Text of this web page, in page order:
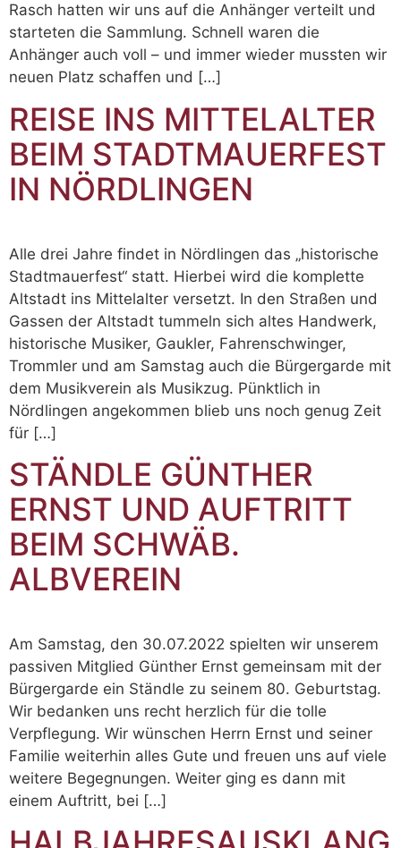
Rasch hatten wir uns auf die Anhänger verteilt und
starteten die Sammlung. Schnell waren die
Anhänger auch voll – und immer wieder mussten wir
neuen Platz schaffen und […]
REISE INS MITTELALTER
BEIM STADTMAUERFEST
IN NÖRDLINGEN
Alle drei Jahre findet in Nördlingen das „historische
Stadtmauerfest“ statt. Hierbei wird die komplette
Altstadt ins Mittelalter versetzt. In den Straßen und
Gassen der Altstadt tummeln sich altes Handwerk,
historische Musiker, Gaukler, Fahrenschwinger,
Trommler und am Samstag auch die Bürgergarde mit
dem Musikverein als Musikzug. Pünktlich in
Nördlingen angekommen blieb uns noch genug Zeit
für […]
STÄNDLE GÜNTHER
ERNST UND AUFTRITT
BEIM SCHWÄB.
ALBVEREIN
Am Samstag, den 30.07.2022 spielten wir unserem
passiven Mitglied Günther Ernst gemeinsam mit der
Bürgergarde ein Ständle zu seinem 80. Geburtstag.
Wir bedanken uns recht herzlich für die tolle
Verpflegung. Wir wünschen Herrn Ernst und seiner
Familie weiterhin alles Gute und freuen uns auf viele
weitere Begegnungen. Weiter ging es dann mit
einem Auftritt, bei […]